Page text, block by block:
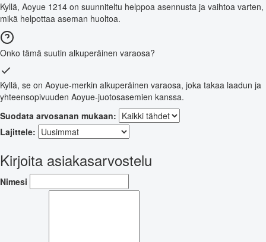
Kyllä, Aoyue 1214 on suunniteltu helppoa asennusta ja vaihtoa varten,
mikä helpottaa aseman huoltoa.
Onko tämä suutin alkuperäinen varaosa?
Kyllä, se on Aoyue-merkin alkuperäinen varaosa, joka takaa laadun ja
yhteensopivuuden Aoyue-juotosasemien kanssa.
Suodata arvosanan mukaan:
Lajittele:
Kirjoita asiakasarvostelu
Nimesi